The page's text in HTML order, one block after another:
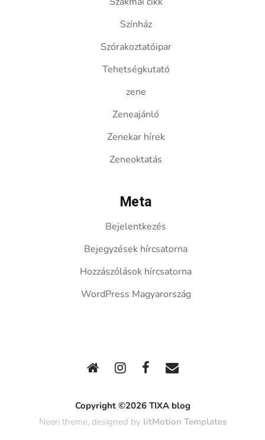
Színház
Szórakoztatóipar
Tehetségkutató
zene
Zeneajánló
Zenekar hírek
Zeneoktatás
Meta
Bejelentkezés
Bejegyzések hírcsatorna
Hozzászólások hírcsatorna
WordPress Magyarország
Copyright ©2026 TIXA blog
Neori theme, designed by litMotion Templates